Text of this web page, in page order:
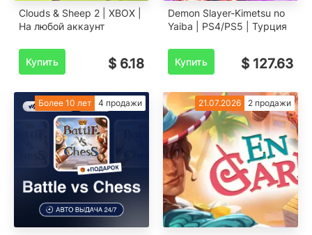
Clouds & Sheep 2 | XBOX |
На любой аккаунт
Купить $ 6.18
Demon Slayer-Kimetsu no
Yaiba | PS4/PS5 | Турция
Купить $ 127.63
Более 10 лет 4 продажи 21.07.2026 2 продажи